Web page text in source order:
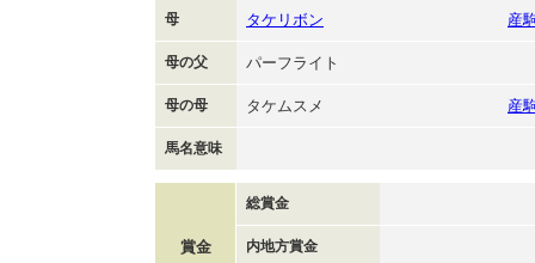
母 タケリボン 産
母の父 パーフライト
母の母 タケムスメ 産
馬名意味
賞金
総賞金
内地方賞金